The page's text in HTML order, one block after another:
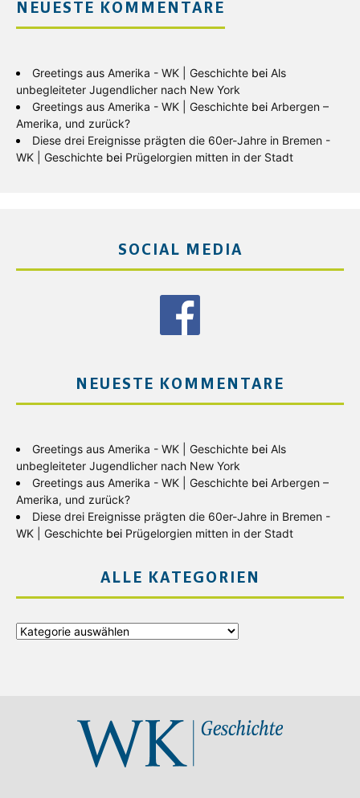
NEUESTE KOMMENTARE
Greetings aus Amerika - WK | Geschichte bei Als
unbegleiteter Jugendlicher nach New York
Greetings aus Amerika - WK | Geschichte bei Arbergen –
Amerika, und zurück?
Diese drei Ereignisse prägten die 60er-Jahre in Bremen -
WK | Geschichte bei Prügelorgien mitten in der Stadt
SOCIAL MEDIA
NEUESTE KOMMENTARE
Greetings aus Amerika - WK | Geschichte bei Als
unbegleiteter Jugendlicher nach New York
Greetings aus Amerika - WK | Geschichte bei Arbergen –
Amerika, und zurück?
Diese drei Ereignisse prägten die 60er-Jahre in Bremen -
WK | Geschichte bei Prügelorgien mitten in der Stadt
ALLE KATEGORIEN
Alle